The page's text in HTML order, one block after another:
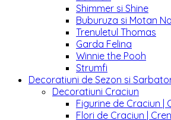
Shimmer si Shine
Buburuza si Motan
Trenuletul Thomas
Garda Felina
Winnie the Pooh
Strumfi
Decoratiuni de Sezon si
Decoratiuni Craciun
Figurine de Craciun |
Flori de Craciun |